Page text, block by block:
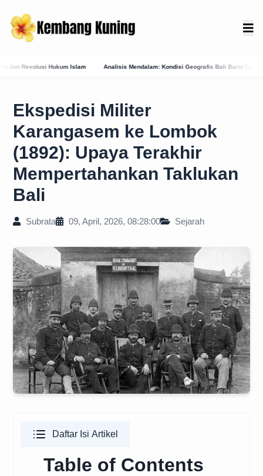
Mendalam: Kondisi Geografis Bali Barat Daya Sebagai Faktor Utama Kemunculan Pusat
Ekspedisi Militer
Karangasem ke Lombok
(1892): Upaya Terakhir
Mempertahankan Taklukan
Bali
Subrata 09, April, 2026, 08:28:00 Sejarah
Daftar Isi Artikel
Table of Contents